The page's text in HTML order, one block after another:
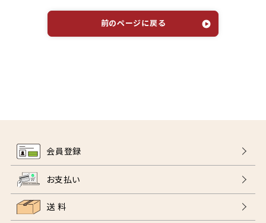
前のページに戻る
会員登録
お支払い
送 料